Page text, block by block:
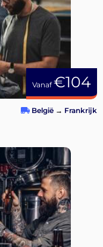
Vanaf€104
België → Frankrijk